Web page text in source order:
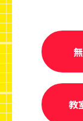
教